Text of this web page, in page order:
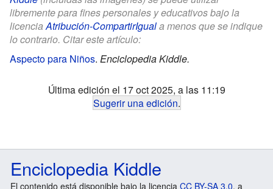
libremente para fines personales y educativos bajo la
licenciaAtribución-CompartirIguala menos que se indique
lo contrario. Citar este artículo:
Aspecto para Niños. Enciclopedia Kiddle.
Última edición el 17 oct 2025, a las 11:19
Sugerir una edición.
Enciclopedia Kiddle
El contenido está disponible bajo la licencia CC BY-SA 3.0, a